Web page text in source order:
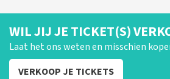
WIL JIJ JE TICKET(S)
Laat het ons weten en misschien
VERKOOP JE TICKETS